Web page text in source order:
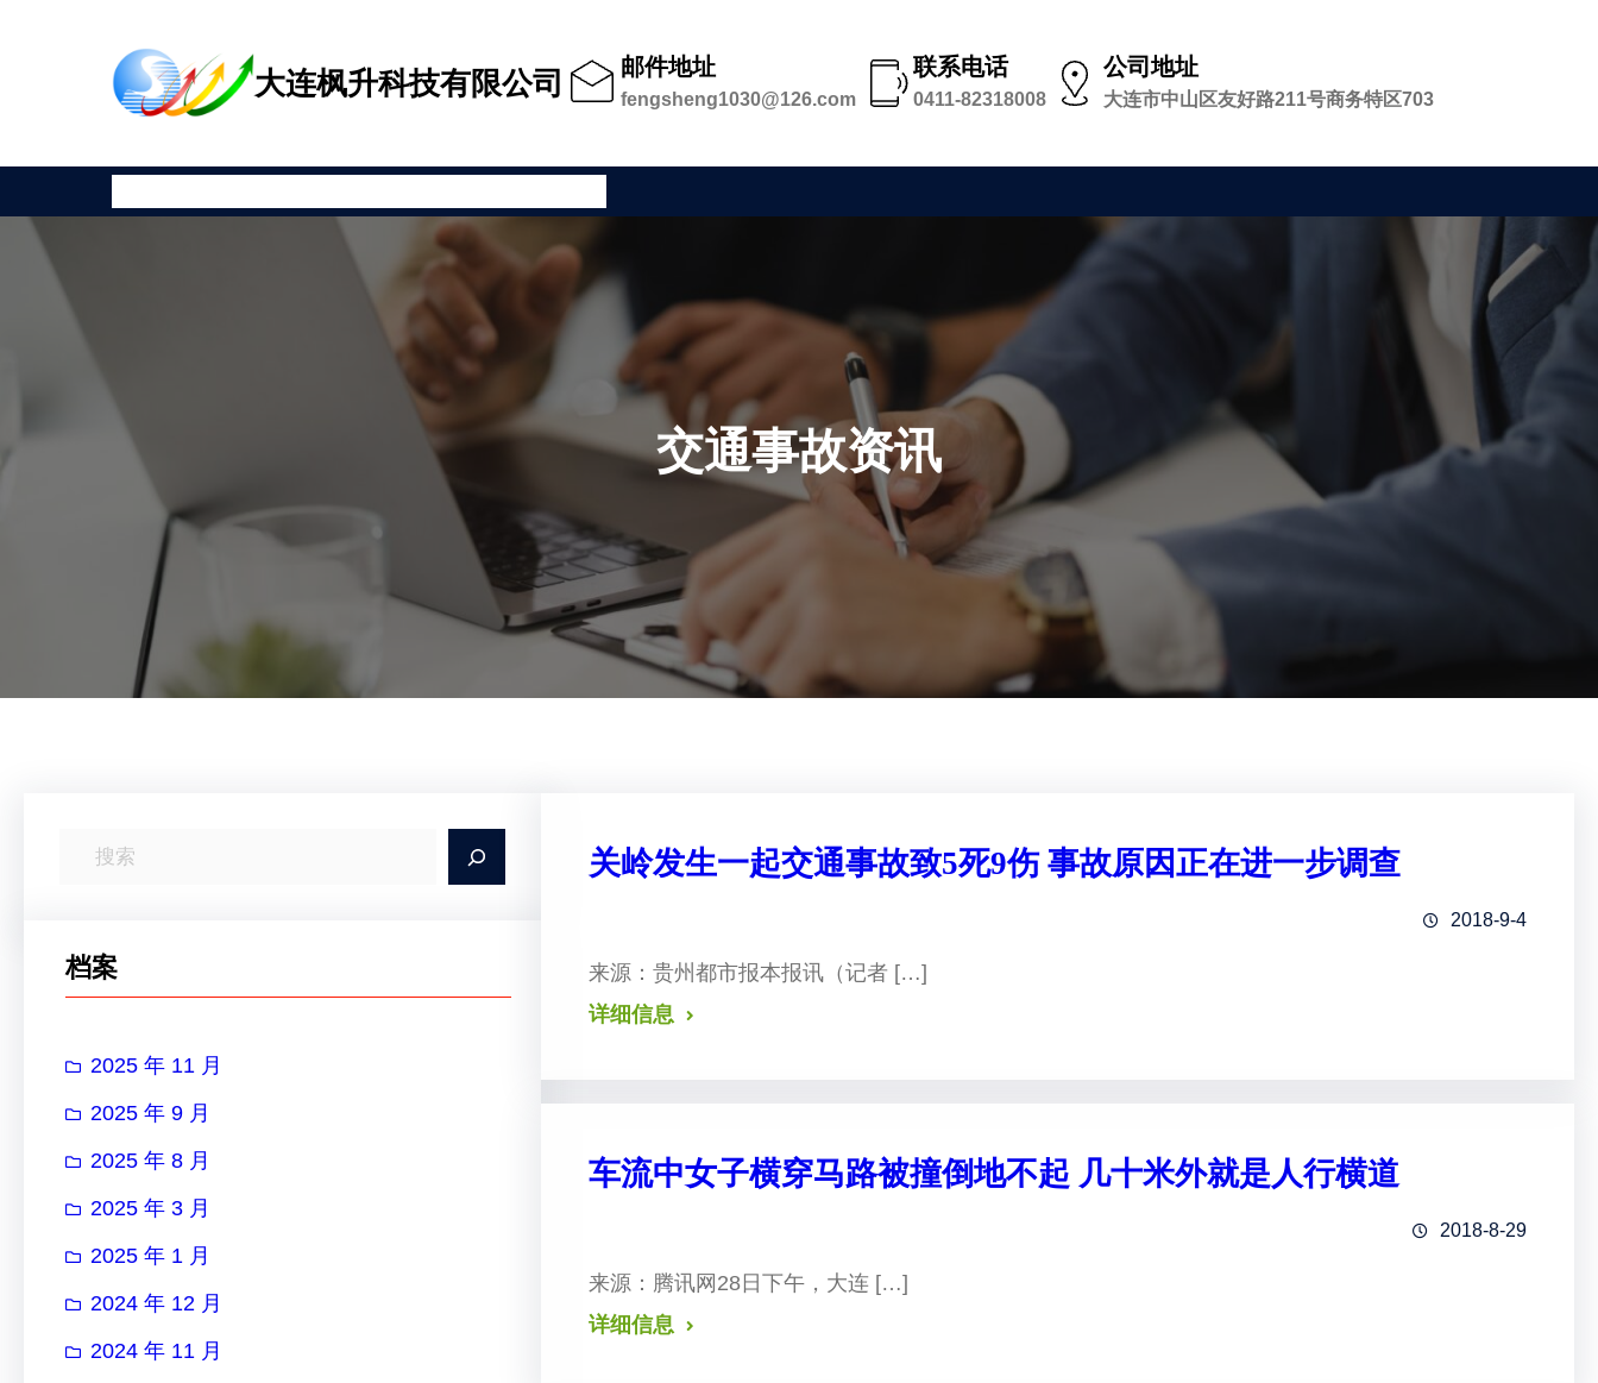
大连枫升科技有限公司 邮件地址
fengsheng1030@126.com
联系电话
0411-82318008
公司地址
大连市中山区友好路211号商务特区703
交通事故资讯
档案
2025 年 11 月
2025 年 9 月
2025 年 8 月
2025 年 3 月
2025 年 1 月
2024 年 12 月
2024 年 11 月
关岭发生一起交通事故致5死9伤 事故原因正在进一步调查
2018-9-4
来源：贵州都市报 本报讯（记者 […]
详细信息
车流中女子横穿马路被撞倒地不起 几十米外就是人行横道
2018-8-29
来源：腾讯网 28日下午，大连 […]
详细信息